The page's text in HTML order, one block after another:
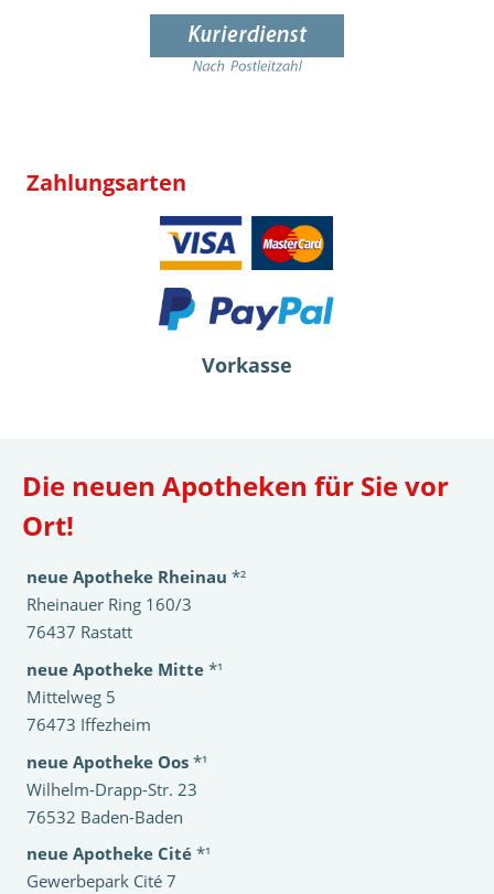
Zahlungsarten
Vorkasse
Die neuen Apotheken für Sie vor
Ort!
neue Apotheke Rheinau *²
Rheinauer Ring 160/3
76437 Rastatt
neue Apotheke Mitte *¹
Mittelweg 5
76473 Iffezheim
neue Apotheke Oos *¹
Wilhelm-Drapp-Str. 23
76532 Baden-Baden
neue Apotheke Cité *¹
Gewerbepark Cité 7